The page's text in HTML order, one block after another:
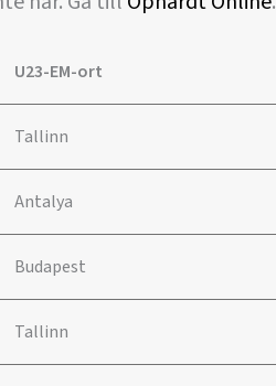
U23-EM-ort
Tallinn
Antalya
Budapest
Tallinn